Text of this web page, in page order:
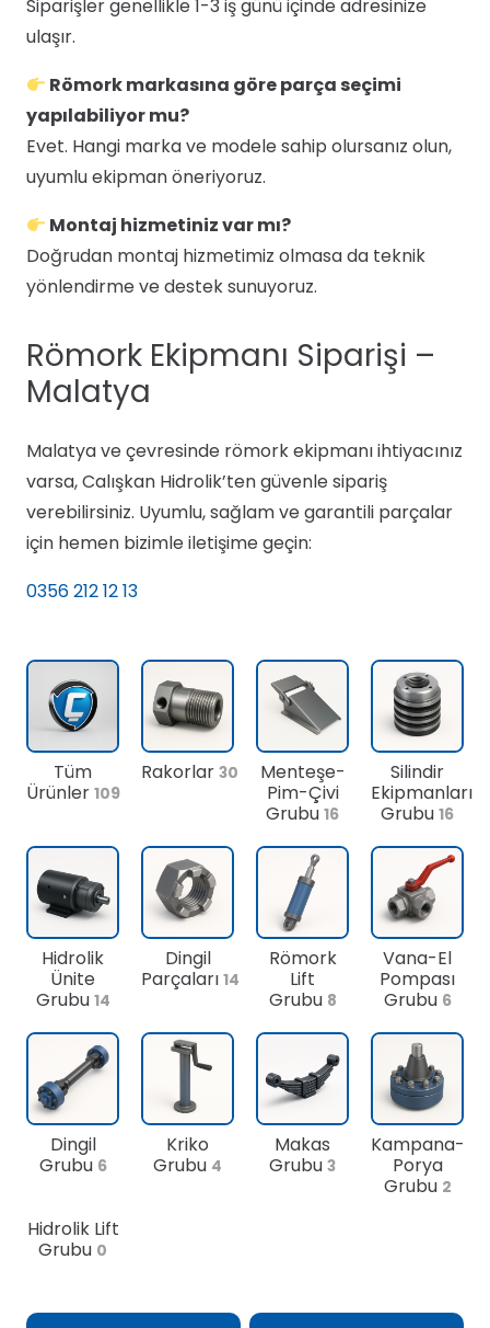
Siparişler genellikle 1-3 iş günü içinde adresinize
ulaşır.
Römork markasına göre parça seçimi
yapılabiliyor mu?
Evet. Hangi marka ve modele sahip olursanız olun,
uyumlu ekipman öneriyoruz.
Montaj hizmetiniz var mı?
Doğrudan montaj hizmetimiz olmasa da teknik
yönlendirme ve destek sunuyoruz.
Römork Ekipmanı Siparişi –
Malatya
Malatya ve çevresinde römork ekipmanı ihtiyacınız
varsa, Calışkan Hidrolik’ten güvenle sipariş
verebilirsiniz. Uyumlu, sağlam ve garantili parçalar
için hemen bizimle iletişime geçin:
0356 212 12 13
Tüm
Ürünler 109
Rakorlar 30
Menteşe-
Pim-Çivi
Grubu 16
Silindir
Ekipmanları
Grubu 16
Hidrolik
Ünite
Grubu 14
Dingil
Parçaları 14
Römork
Lift
Grubu 8
Vana-El
Pompası
Grubu 6
Dingil
Grubu 6
Kriko
Grubu 4
Makas
Grubu 3
Kampana-
Porya
Grubu 2
Hidrolik Lift
Grubu 0